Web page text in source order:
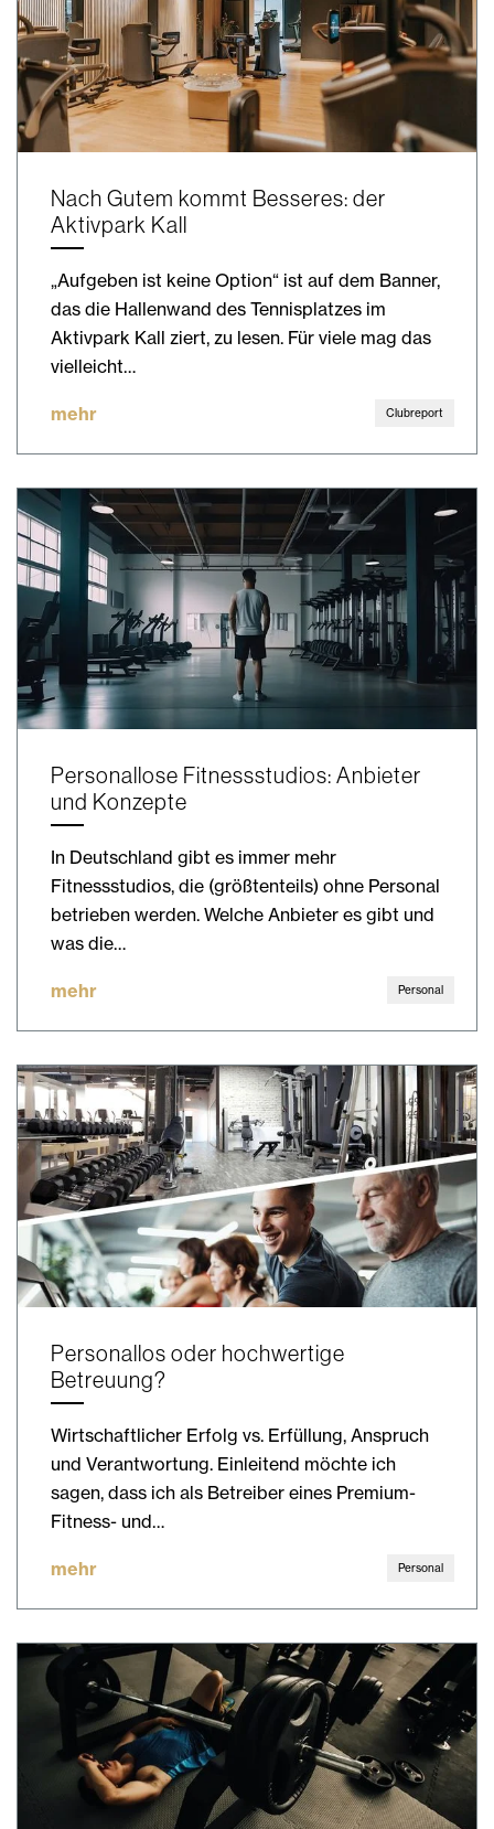
Nach Gutem kommt Besseres: der
Aktivpark Kall
„Aufgeben ist keine Option“ ist auf dem Banner,
das die Hallenwand des Tennisplatzes im
Aktivpark Kall ziert, zu lesen. Für viele mag das
vielleicht…
mehr Clubreport
Personallose Fitnessstudios: Anbieter
und Konzepte
In Deutschland gibt es immer mehr
Fitnessstudios, die (größtenteils) ohne Personal
betrieben werden. Welche Anbieter es gibt und
was die…
mehr Personal
Personallos oder hochwertige
Betreuung?
Wirtschaftlicher Erfolg vs. Erfüllung, Anspruch
und Verantwortung. Einleitend möchte ich
sagen, dass ich als Betreiber eines Premium-
Fitness- und…
mehr Personal